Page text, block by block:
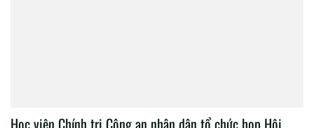
Học viện Chính trị Công an nhân dân tổ chức họp Hội